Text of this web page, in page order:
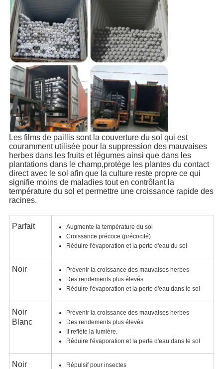
Les films de paillis sont la couverture du sol qui est
couramment utilisée pour la suppression des mauvaises
herbes dans les fruits et légumes ainsi que dans les
plantations dans le champ,protège les plantes du contact
direct avec le sol afin que la culture reste propre ce qui
signifie moins de maladies tout en contrôlant la
température du sol et permettre une croissance rapide des
racines.
Parfait
Augmente la température du sol
Croissance précoce (précocité)
Réduire l'évaporation et la perte d'eau du sol
Noir
Prévenir la croissance des mauvaises herbes
Des rendements plus élevés
Réduire l'évaporation et la perte d'eau dans le sol
Noir
Blanc
Prévenir la croissance des mauvaises herbes
Des rendements plus élevés
Il reflète la lumière.
Réduire l'évaporation et la perte d'eau dans le sol
Noir
Répulsif pour insectes